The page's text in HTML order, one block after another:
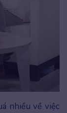
nhiều về việc